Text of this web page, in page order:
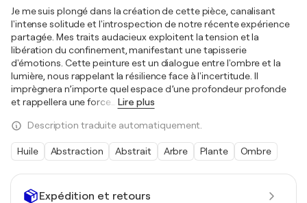
Expédition et retours
Je me suis plongé dans la création de cette pièce, canalisant
l'intense solitude et l'introspection de notre récente expérience
partagée. Mes traits audacieux exploitent la tension et la
libération du confinement, manifestant une tapisserie
d'émotions. Cette peinture est un dialogue entre l'ombre et la
lumière, nous rappelant la résilience face à l'incertitude. Il
imprègnera n’importe quel espace d’une profondeur profonde
et rappellera une force
Lire plus
Description traduite automatiquement.
Huile Abstraction Abstrait Arbre Plante Ombre